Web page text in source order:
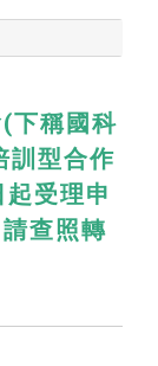
下稱國科
訓型合作
受理申
查照轉